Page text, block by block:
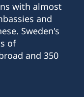
with almost
and
Sweden's
of
and 350